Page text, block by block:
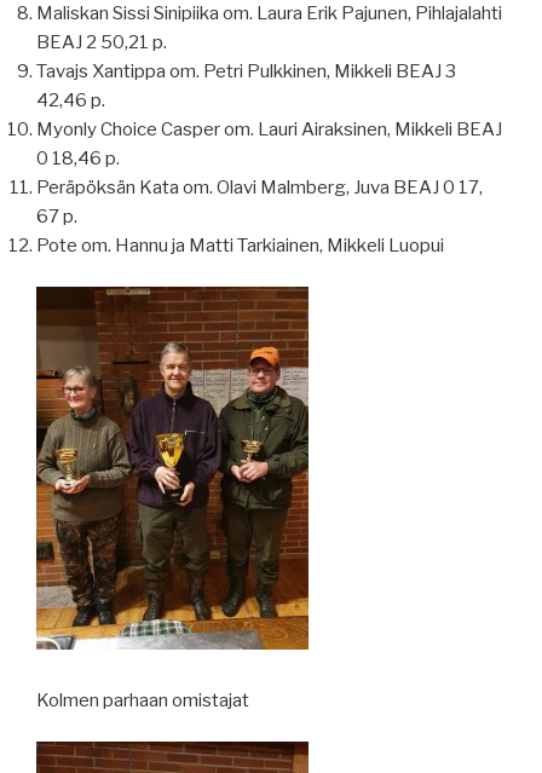
Maliskan Sissi Sinipiika om. Laura Erik Pajunen, Pihlajalahti
BEAJ 2 50,21 p.
Tavajs Xantippa om. Petri Pulkkinen, Mikkeli BEAJ 3
42,46 p.
Myonly Choice Casper om. Lauri Airaksinen, Mikkeli BEAJ
0 18,46 p.
Peräpöksän Kata om. Olavi Malmberg, Juva BEAJ 0 17,
67 p.
Pote om. Hannu ja Matti Tarkiainen, Mikkeli Luopui
Kolmen parhaan omistajat